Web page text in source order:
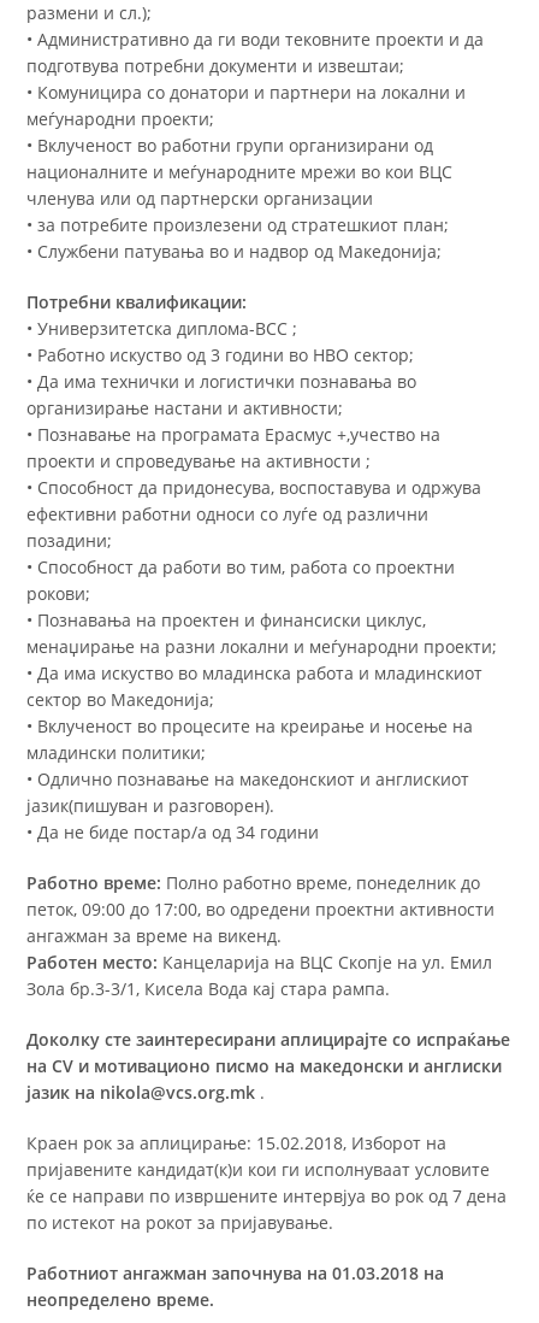
размени и сл.);
• Административно да ги води тековните проекти и да
подготвува потребни документи и извештаи;
• Комуницира со донатори и партнери на локални и
меѓународни проекти;
• Вклученост во работни групи организирани од
националните и меѓународните мрежи во кои ВЦС
членува или од партнерски организации
• за потребите произлезени од стратешкиот план;
• Службени патувања во и надвор од Македонија;
Потребни квалификации:
• Универзитетска диплома-ВСС ;
• Работно искуство од 3 години во НВО сектор;
• Да има технички и логистички познавања во
организирање настани и активности;
• Познавање на програмата Ерасмус +,учество на
проекти и спроведување на активности ;
• Способност да придонесува, воспоставува и одржува
ефективни работни односи со луѓе од различни
позадини;
• Способност да работи во тим, работа со проектни
рокови;
• Познавања на проектен и финансиски циклус,
менаџирање на разни локални и меѓународни проекти;
• Да има искуство во младинска работа и младинскиот
сектор во Македонија;
• Вклученост во процесите на креирање и носење на
младински политики;
• Одлично познавање на македонскиот и англискиот
јазик(пишуван и разговорен).
• Да не биде постар/а од 34 години
Работно време: Полно работно време, понеделник до
петок, 09:00 до 17:00, во одредени проектни активности
ангажман за време на викенд.
Работен место: Канцеларија на ВЦС Скопје на ул. Емил
Зола бр.3-3/1, Кисела Вода кај стара рампа.
Доколку сте заинтересирани аплицирајте со испраќање
на CV и мотивационо писмо на македонски и англиски
јазик на nikola@vcs.org.mk .
Краен рок за аплицирање: 15.02.2018, Изборот на
пријавените кандидат(к)и кои ги исполнуваат условите
ќе се направи по извршените интервјуа во рок од 7 дена
по истекот на рокот за пријавување.
Работниот ангажман започнува на 01.03.2018 на
неопределено време.